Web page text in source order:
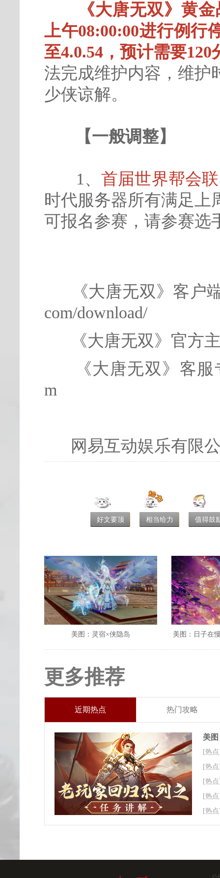
《大唐无双》黄
上午08:00:00进行例行
至4.0.54，预计需要120
法完成维护内容，维护
少侠谅解。
【一般调整】
1、首届世界帮会
时代服务器所有满足上
可报名参赛，请参赛选
《大唐无双》客户
com/download/
《大唐无双》官方
《大唐无双》客服
m
网易互动娱乐有限
好文要顶 相当给力 值得鼓
美图：灵宿×侠隐岛 美图：日子在
更多推荐
近期热点 热门攻略
美
[热
[热
[热
[热
[热